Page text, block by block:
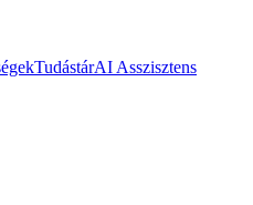
TudástárAI Asszisztens